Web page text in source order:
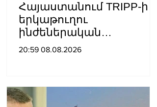
Հայաստանում TRIPP-ի
երկաթուղու
ինժեներական
ուսումնասիրություններ
20:59 08.08.2026